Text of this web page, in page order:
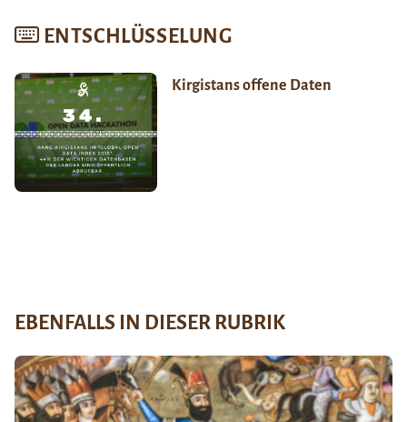
ENTSCHLÜSSELUNG
Kirgistans offene Daten
EBENFALLS IN DIESER RUBRIK